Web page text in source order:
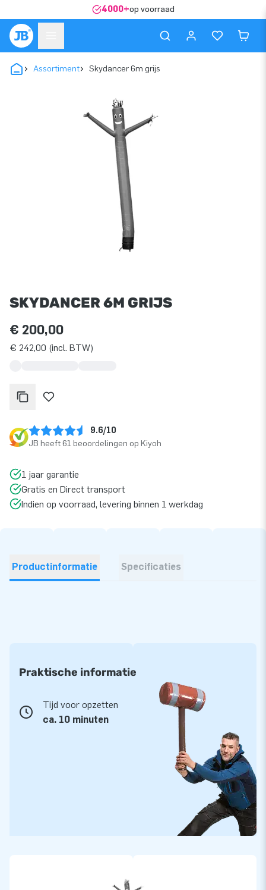
4000+op voorraad
Assortiment Skydancer 6m grijs
SKYDANCER 6M GRIJS
€ 200,00
€ 242,00 (incl. BTW)
9.6/10
JB heeft 61 beoordelingen op Kiyoh
1 jaar garantie
Gratis en Direct transport
Indien op voorraad, levering binnen 1 werkdag
Productinformatie Specificaties
Praktische informatie
Tijd voor opzetten
ca. 10 minuten